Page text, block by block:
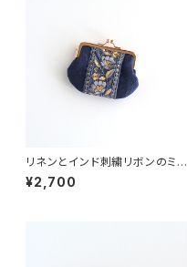
リネンとインド刺繍リボンのミニ
がま口 ネイビー
¥2,700